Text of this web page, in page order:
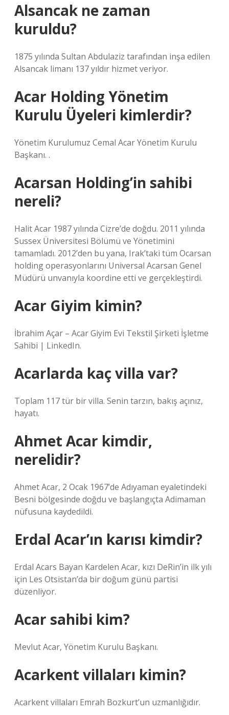
Alsancak ne zaman
kuruldu?
1875 yılında Sultan Abdulaziz tarafından inşa edilen
Alsancak limanı 137 yıldır hizmet veriyor.
Acar Holding Yönetim
Kurulu Üyeleri kimlerdir?
Yönetim Kurulumuz Cemal Acar Yönetim Kurulu
Başkanı. .
Acarsan Holding’in sahibi
nereli?
Halit Acar 1987 yılında Cizre’de doğdu. 2011 yılında
Sussex Üniversitesi Bölümü ve Yönetimini
tamamladı. 2012’den bu yana, Irak’taki tüm Ocarsan
holding operasyonlarını Universal Acarsan Genel
Müdürü unvanıyla koordine etti ve gerçekleştirdi.
Acar Giyim kimin?
İbrahim Açar – Acar Giyim Evi Tekstil Şirketi İşletme
Sahibi | LinkedIn.
Acarlarda kaç villa var?
Toplam 117 tür bir villa. Senin tarzın, bakış açınız,
hayatı.
Ahmet Acar kimdir,
nerelidir?
Ahmet Acar, 2 Ocak 1967’de Adıyaman eyaletindeki
Besni bölgesinde doğdu ve başlangıçta Adimaman
nüfusuna kaydedildi.
Erdal Acar’ın karısı kimdir?
Erdal Acars Bayan Kardelen Acar, kızı DeRin’in ilk yılı
için Les Otsistan’da bir doğum günü partisi
düzenliyor.
Acar sahibi kim?
Mevlut Acar, Yönetim Kurulu Başkanı.
Acarkent villaları kimin?
Acarkent villaları Emrah Bozkurt’un uzmanlığıdır.